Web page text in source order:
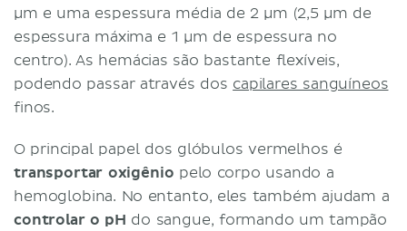
µm e uma espessura média de 2 µm (2,5 µm de
espessura máxima e 1 µm de espessura no
centro). As hemácias são bastante flexíveis,
podendo passar através dos capilares sanguíneos
finos.
O principal papel dos glóbulos vermelhos é
transportar oxigênio pelo corpo usando a
hemoglobina. No entanto, eles também ajudam a
controlar o pH do sangue, formando um tampão